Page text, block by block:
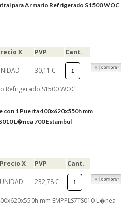
para Armario Refrigerado S1500 WOC
X PVP Cant.
30,11 €
Refrigerado S1500 WOC
con 1 Puerta 400x620x550h mm
L�nea 700 Estambul
Precio X PVP Cant.
UNIDAD 232,78 €
mm EMPPLS7TS010 L�nea